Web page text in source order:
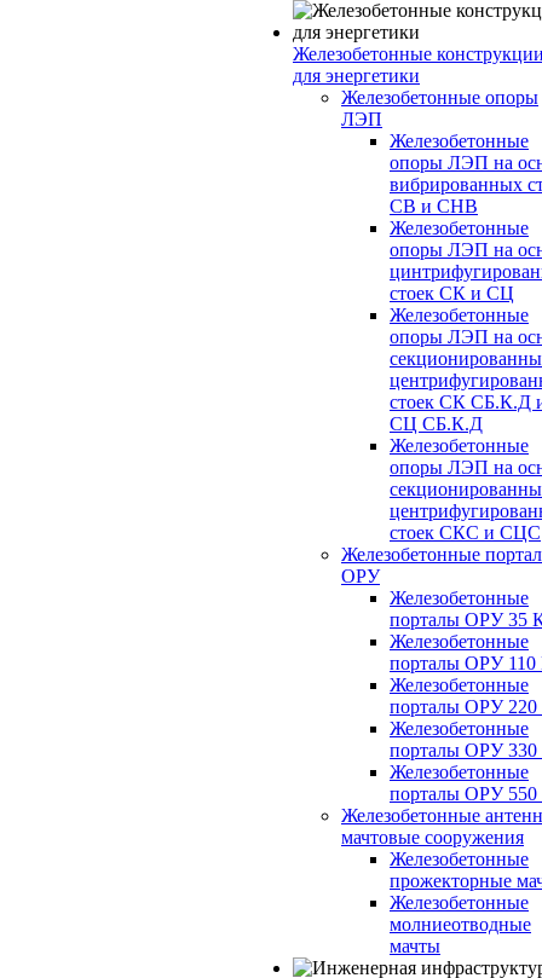
Железобетонные
для энергетики
Железобетонные опоры
ЛЭП
Железобетонные
опоры ЛЭП на
вибрированных
СВ и СНВ
Железобетонные
опоры ЛЭП на
стоек СК и СЦ
Железобетонные
опоры ЛЭП на
стоек СК СБ.К.Д
СЦ СБ.К.Д
Железобетонные
опоры ЛЭП на
стоек СКС и СЦС
Железобетонные
ОРУ
Железобетонные
порталы ОРУ 35
Железобетонные
порталы ОРУ
Железобетонные
порталы ОРУ
Железобетонные
порталы ОРУ
Железобетонные
порталы ОРУ
Железобетонные
мачтовые сооружения
Железобетонные
прожекторные
Железобетонные
молниеотводные
мачты